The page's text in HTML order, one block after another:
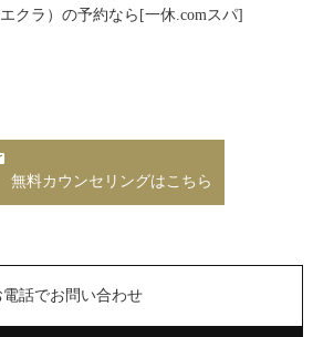
クラ）の予約なら[一休.comスパ]
無料カウンセリングはこちら
電話でお問い合わせ